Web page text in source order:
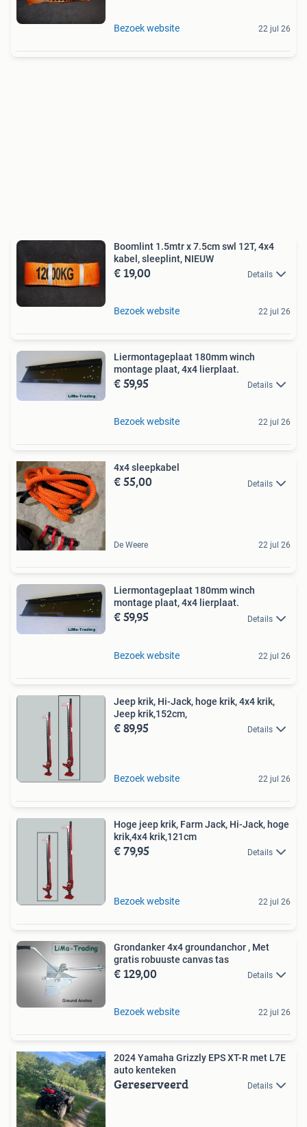
Bezoek website 22 jul 26
Boomlint 1.5mtr x 7.5cm swl 12T, 4x4
kabel, sleeplint, NIEUW
€ 19,00 Details
Bezoek website 22 jul 26
Liermontageplaat 180mm winch
montage plaat, 4x4 lierplaat.
€ 59,95 Details
Bezoek website 22 jul 26
4x4 sleepkabel
€ 55,00 Details
De Weere 22 jul 26
Liermontageplaat 180mm winch
montage plaat, 4x4 lierplaat.
€ 59,95 Details
Bezoek website 22 jul 26
Jeep krik, Hi-Jack, hoge krik, 4x4 krik,
Jeep krik,152cm,
€ 89,95 Details
Bezoek website 22 jul 26
Hoge jeep krik, Farm Jack, Hi-Jack, hoge
krik,4x4 krik,121cm
€ 79,95 Details
Bezoek website 22 jul 26
Grondanker 4x4 groundanchor , Met
gratis robuuste canvas tas
€ 129,00 Details
Bezoek website 22 jul 26
2024 Yamaha Grizzly EPS XT-R met L7E
auto kenteken
Gereserveerd Details